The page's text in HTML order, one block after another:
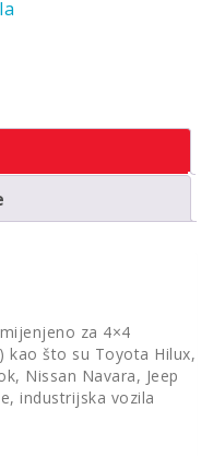
za 4×4
kao što su Toyota Hilux,
Nissan Navara, Jeep
industrijska vozila